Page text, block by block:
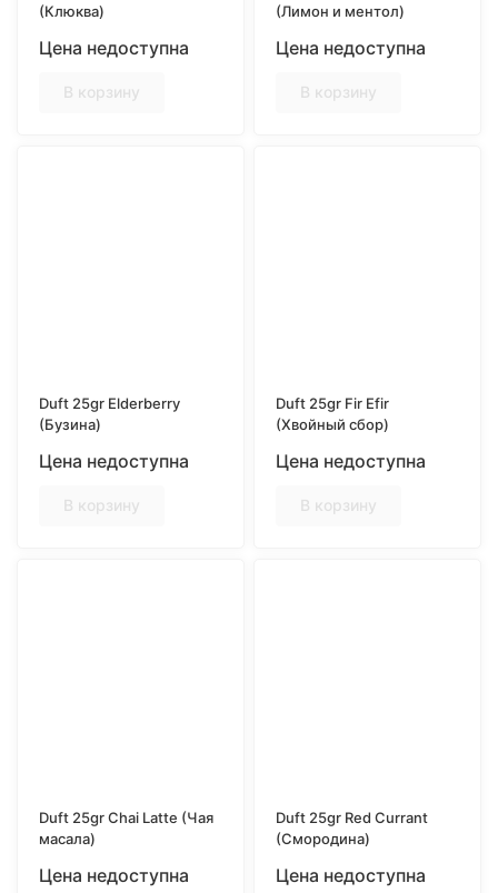
(Клюква)
Цена недоступна
В корзину
(Лимон и ментол)
Цена недоступна
В корзину
Duft 25gr Elderberry
(Бузина)
Цена недоступна
В корзину
Duft 25gr Fir Efir
(Хвойный сбор)
Цена недоступна
В корзину
Duft 25gr Chai Latte (Чая
масала)
Цена недоступна
Duft 25gr Red Currant
(Смородина)
Цена недоступна